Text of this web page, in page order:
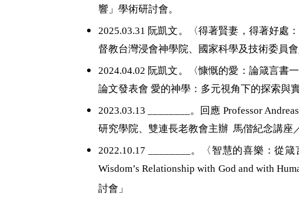
響」學術研討會。
2025.03.31 阮凱文。〈得著賢妻，得著好處
督教台灣浸會神學院、國家科學及技術委員
2024.04.02 阮凱文。 〈慷慨的愛：論箴言書
論文發表會 愛的神學：多元視角下的探索與實
2023.03.13 ________。回應 Professor
研究學院、雙連長老教會主辦 馬偕紀念講座
2022.10.17 ________ 。 〈智慧的喜樂：從
Wisdom’s Relationship with God and with
討會」